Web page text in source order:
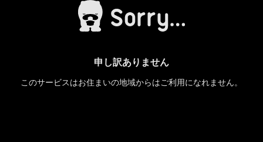
申し訳ありません
このサービスはお住まいの地域からはご利用になれません。